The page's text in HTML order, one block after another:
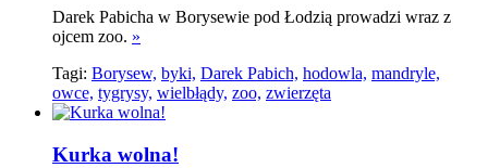
Darek Pabicha w Borysewie pod Łodzią prowadzi wraz z
ojcem zoo. »
Tagi: Borysew, byki, Darek Pabich, hodowla, mandryle,
owce, tygrysy, wielbłądy, zoo, zwierzęta
Kurka wolna!